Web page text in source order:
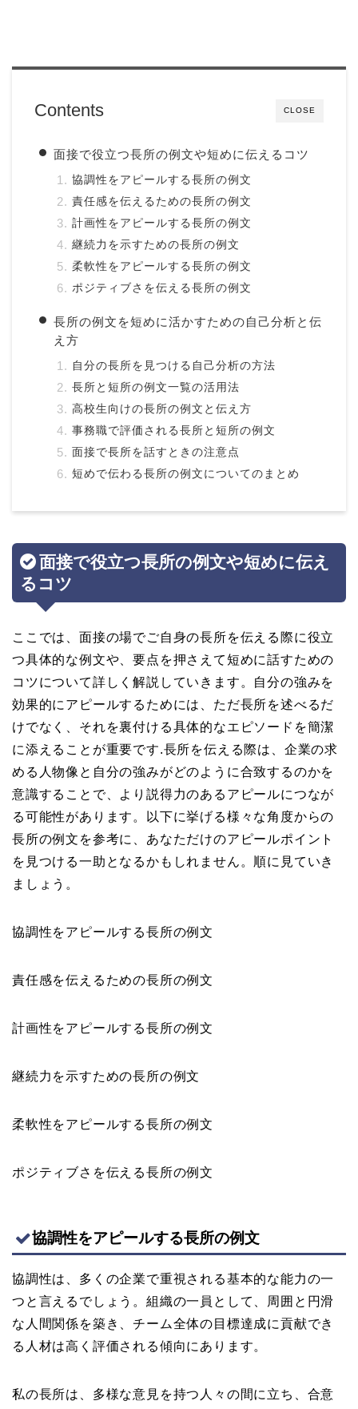
CLOSE
Contents
面接で役立つ長所の例文や短めに伝えるコツ
協調性をアピールする長所の例文
責任感を伝えるための長所の例文
計画性をアピールする長所の例文
継続力を示すための長所の例文
柔軟性をアピールする長所の例文
ポジティブさを伝える長所の例文
長所の例文を短めに活かすための自己分析と伝
え方
自分の長所を見つける自己分析の方法
長所と短所の例文一覧の活用法
高校生向けの長所の例文と伝え方
事務職で評価される長所と短所の例文
面接で長所を話すときの注意点
短めで伝わる長所の例文についてのまとめ
面接で役立つ長所の例文や短めに伝え
るコツ
ここでは、面接の場でご自身の長所を伝える際に役立
つ具体的な例文や、要点を押さえて短めに話すための
コツについて詳しく解説していきます。自分の強みを
効果的にアピールするためには、ただ長所を述べるだ
けでなく、それを裏付ける具体的なエピソードを簡潔
に添えることが重要です.長所を伝える際は、企業の求
める人物像と自分の強みがどのように合致するのかを
意識することで、より説得力のあるアピールにつなが
る可能性があります。以下に挙げる様々な角度からの
長所の例文を参考に、あなただけのアピールポイント
を見つける一助となるかもしれません。順に見ていき
ましょう。
協調性をアピールする長所の例文
責任感を伝えるための長所の例文
計画性をアピールする長所の例文
継続力を示すための長所の例文
柔軟性をアピールする長所の例文
ポジティブさを伝える長所の例文
協調性をアピールする長所の例文
協調性は、多くの企業で重視される基本的な能力の一
つと言えるでしょう。組織の一員として、周囲と円滑
な人間関係を築き、チーム全体の目標達成に貢献でき
る人材は高く評価される傾向にあります。
私の長所は、多様な意見を持つ人々の間に立ち、合意